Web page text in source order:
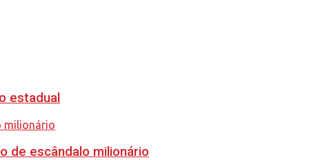
estadual
de escândalo milionário